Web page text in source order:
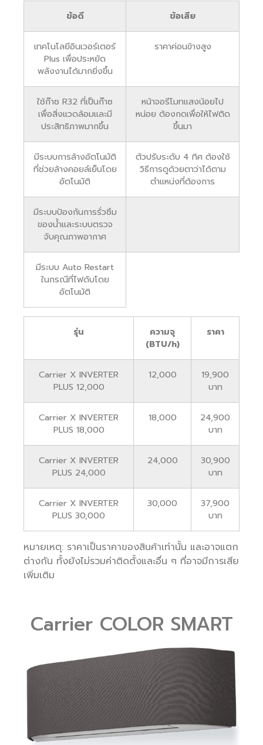
ข้อดี ข้อเสีย
เทคโนโลยีอินเวอร์เตอร์
Plus เพื่อประหยัด
พลังงานได้มากยิ่งขึ้น
ราคาค่อนข้างสูง
ใช้ก๊าซ R32 ที่เป็นก๊าซ
เพื่อสิ่งแวดล้อมและมี
ประสิทธิภาพมากขึ้น
หน้าจอรีโมทแสงน้อยไป
หน่อย ต้องกดเพื่อให้ไฟติด
ขึ้นมา
มีระบบการล้างอัตโนมัติ
ที่ช่วยล้างคอยล์เย็นโดย
อัตโนมัติ
ตัวปรับระดับ 4 ทิศ ต้องใช้
วิธีการดูด้วยตาว่าได้ตาม
ตำแหน่งที่ต้องการ
มีระบบป้องกันการรั่วซึม
ของน้ำและระบบตรวจ
จับคุณภาพอากาศ
มีระบบ Auto Restart
ในกรณีที่ไฟดับโดย
อัตโนมัติ
รุ่น
ความจุ
(BTU/h)
ราคา
Carrier X INVERTER
PLUS 12,000
12,000
19,900
บาท
Carrier X INVERTER
PLUS 18,000
18,000
24,900
บาท
Carrier X INVERTER
PLUS 24,000
24,000
30,900
บาท
Carrier X INVERTER
PLUS 30,000
30,000
37,900
บาท
หมายเหตุ: ราคาเป็นราคาของสินค้าเท่านั้น และอาจแตก
ต่างกัน ทั้งยังไม่รวมค่าติดตั้งและอื่น ๆ ที่อาจมีการเสีย
เพิ่มเติม
Carrier COLOR SMART